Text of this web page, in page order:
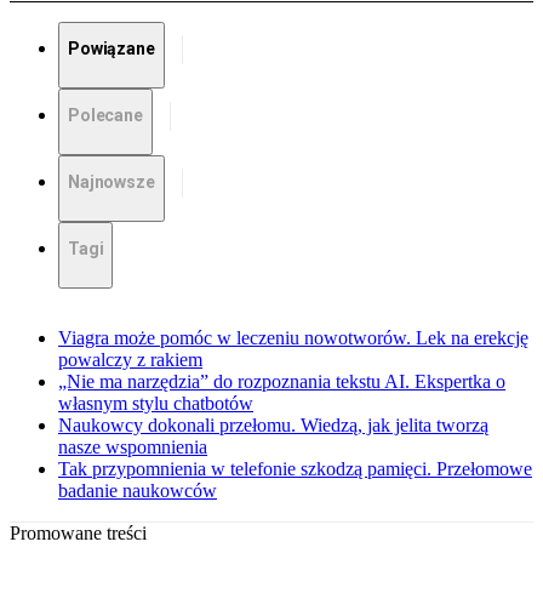
Powiązane
Polecane
Najnowsze
Tagi
Viagra może pomóc w leczeniu nowotworów. Lek na erekcję
powalczy z rakiem
„Nie ma narzędzia” do rozpoznania tekstu AI. Ekspertka o
własnym stylu chatbotów
Naukowcy dokonali przełomu. Wiedzą, jak jelita tworzą
nasze wspomnienia
Tak przypomnienia w telefonie szkodzą pamięci. Przełomowe
badanie naukowców
Promowane treści